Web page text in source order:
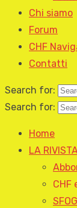
Chi siamo
Forum
CHF
Contatti
Search for:
Search for:
Home
LA
CHF